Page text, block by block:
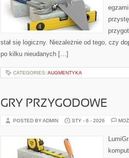
stał się logiczny. Niezależnie od tego, czy
po kilku nieudanych […]
CATEGORIES: AUGMENTYKA
GRY PRZYGODOWE
POSTED BY ADMIN STY - 6 - 2026